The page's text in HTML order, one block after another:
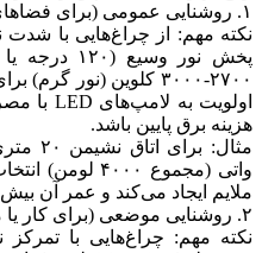
پخش نور وسیع (۱۲۰
۲۷۰۰-۳۰۰۰ کلوین (نور گرم)
پایین باشد.
واتی (مجموع ۴۰۰۰ لومن)
می‌کند و عمر آن بیش از ۲۵,۰۰۰ ساعت است.